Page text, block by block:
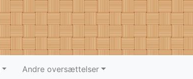
Andre oversættelser